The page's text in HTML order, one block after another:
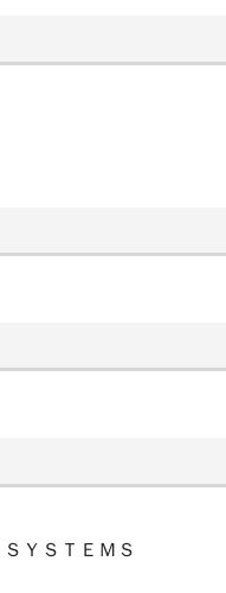
ＹＳＴＥＭＳ